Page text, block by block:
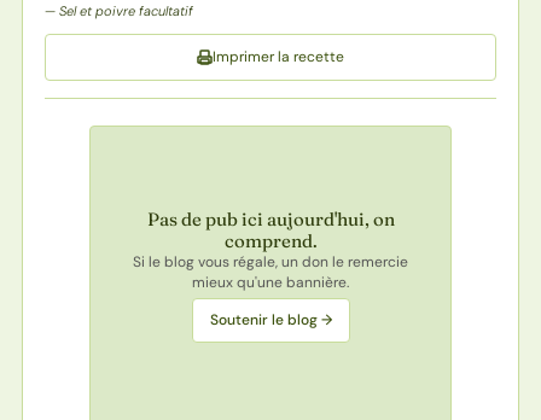
Sel et poivre facultatif
Imprimer la recette
Pas de pub ici aujourd'hui, on
comprend.
Si le blog vous régale, un don le remercie
mieux qu'une bannière.
Soutenir le blog →